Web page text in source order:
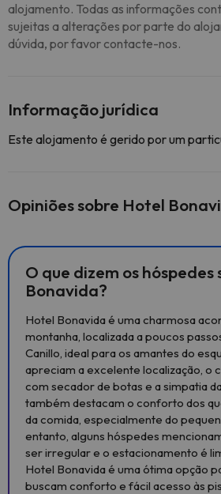
alojamento. Todas as informações
sujeitas a alterações por parte do
dúvida, por favor contacte-nos.
Informação jurídica
Este alojamento é gerido por um
Opiniões sobre Hotel
O que dizem os
Bonavida?
Hotel Bonavida é uma charmosa
montanha, localizada a poucos
Canillo, ideal para os amantes do
apreciam a excelente localização, o
com secador de botas e a simpatia
também destacam o conforto dos
da comida, especialmente do
entanto, alguns hóspedes
ser irregular e o estacionamento é
Hotel Bonavida é uma ótima opção
buscam conforto e fácil acesso às